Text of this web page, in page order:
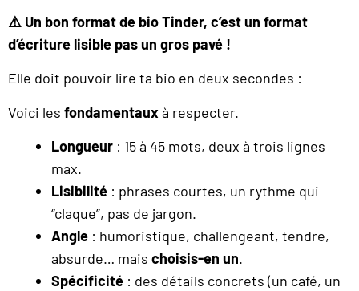
⚠️ Un bon format de bio Tinder, c’est un format
d’écriture lisible pas un gros pavé !
Elle doit pouvoir lire ta bio en deux secondes :
Voici les fondamentauxà respecter.
Longueur : 15 à 45 mots, deux à trois lignes
max.
Lisibilité : phrases courtes, un rythme qui
“claque”, pas de jargon.
Angle : humoristique, challengeant, tendre,
absurde… mais choisis-en un.
Spécificité : des détails concrets (un café, un